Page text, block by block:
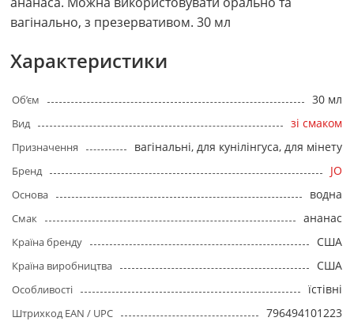
вагінально, з презервативом. 30 мл
Характеристики
Об’єм 30 мл
Вид зі смаком
Призначення вагінальні, для кунілінгуса, для мінету
Бренд JO
Основа водна
Смак ананас
Країна бренду США
Країна виробництва США
Особливості їстівні
Штрихкод EAN / UPC 796494101223